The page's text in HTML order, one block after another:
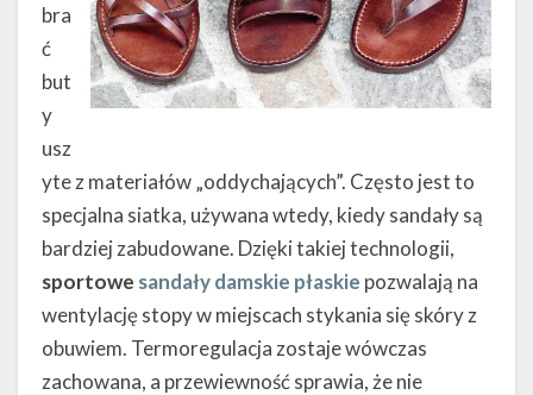
bra
ć
but
y
usz
yte z materiałów „oddychających”. Często jest to
specjalna siatka, używana wtedy, kiedy sandały są
bardziej zabudowane. Dzięki takiej technologii,
sportowe sandały damskie płaskie pozwalają na
wentylację stopy w miejscach stykania się skóry z
obuwiem. Termoregulacja zostaje wówczas
zachowana, a przewiewność sprawia, że nie